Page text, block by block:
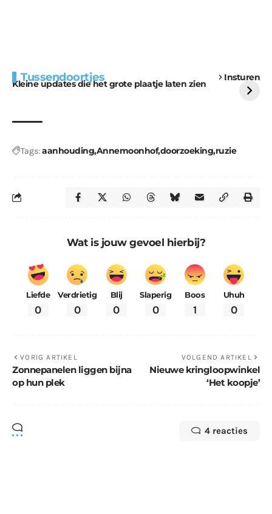
Tussendoortjes Insturen
Kleine updates die het grote plaatje laten zien
voor kabouters
uitdaging
Tags:aanhoudingAnnemoonhofdoorzoekingruzie
Wat is jouw gevoel hierbij?
Liefde
0
Verdrietig
0
Blij
0
Slaperig
0
Boos
1
Uhuh
0
VORIG ARTIKEL
Zonnepanelen liggen bijna
op hun plek
VOLGEND ARTIKEL
Nieuwe kringloopwinkel
‘Het koopje’
4 reacties